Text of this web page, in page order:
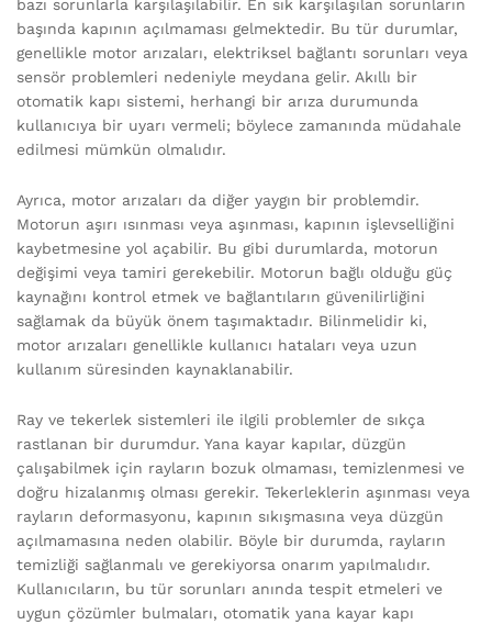
bazı sorunlarla karşılaşılabilir. En sık karşılaşılan sorunların
başında kapının açılmaması gelmektedir. Bu tür durumlar,
genellikle motor arızaları, elektriksel bağlantı sorunları veya
sensör problemleri nedeniyle meydana gelir. Akıllı bir
otomatik kapı sistemi, herhangi bir arıza durumunda
kullanıcıya bir uyarı vermeli; böylece zamanında müdahale
edilmesi mümkün olmalıdır.
Ayrıca, motor arızaları da diğer yaygın bir problemdir.
Motorun aşırı ısınması veya aşınması, kapının işlevselliğini
kaybetmesine yol açabilir. Bu gibi durumlarda, motorun
değişimi veya tamiri gerekebilir. Motorun bağlı olduğu güç
kaynağını kontrol etmek ve bağlantıların güvenilirliğini
sağlamak da büyük önem taşımaktadır. Bilinmelidir ki,
motor arızaları genellikle kullanıcı hataları veya uzun
kullanım süresinden kaynaklanabilir.
Ray ve tekerlek sistemleri ile ilgili problemler de sıkça
rastlanan bir durumdur. Yana kayar kapılar, düzgün
çalışabilmek için rayların bozuk olmaması, temizlenmesi ve
doğru hizalanmış olması gerekir. Tekerleklerin aşınması veya
rayların deformasyonu, kapının sıkışmasına veya düzgün
açılmamasına neden olabilir. Böyle bir durumda, rayların
temizliği sağlanmalı ve gerekiyorsa onarım yapılmalıdır.
Kullanıcıların, bu tür sorunları anında tespit etmeleri ve
uygun çözümler bulmaları, otomatik yana kayar kapı